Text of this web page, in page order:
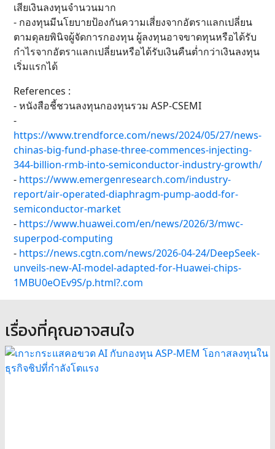
เสียเงินลงทุนจำนวนมาก
- กองทุนมีนโยบายป้องกันความเสี่ยงจากอัตราแลกเปลี่ยน
ตามดุลยพินิจผู้จัดการกองทุน ผู้ลงทุนอาจขาดทุนหรือได้รับ
กำไรจากอัตราแลกเปลี่ยนหรือได้รับเงินคืนต่ำกว่าเงินลงทุน
เริ่มแรกได้
References :
- หนังสือชี้ชวนลงทุนกองทุนรวม ASP-CSEMI
-
https://www.trendforce.com/news/2024/05/27/news-
chinas-big-fund-phase-three-commences-injecting-
344-billion-rmb-into-semiconductor-industry-growth/
- https://www.emergenresearch.com/industry-
report/air-operated-diaphragm-pump-aodd-for-
semiconductor-market
- https://www.huawei.com/en/news/2026/3/mwc-
superpod-computing
- https://news.cgtn.com/news/2026-04-24/DeepSeek-
unveils-new-AI-model-adapted-for-Huawei-chips-
1MBU0eOEv9S/p.html?.com
เรื่องที่คุณอาจสนใจ